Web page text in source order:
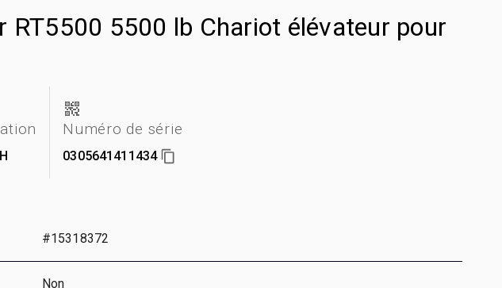
RT5500 5500 lb Chariot élévateur pour
Numéro de série
0305641411434
#15318372
Non